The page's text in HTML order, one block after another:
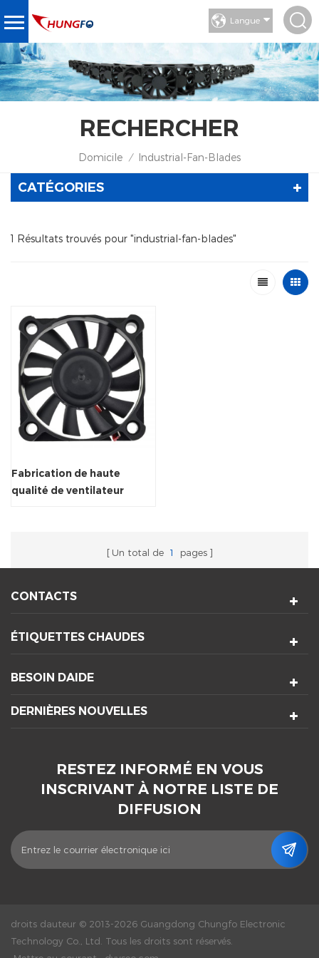
Langue
RECHERCHER
Domicile / Industrial-Fan-Blades
CATÉGORIES
1 Résultats trouvés pour "industrial-fan-blades"
Fabrication de haute
qualité de ventilateur
Un total de 1 pages
CONTACTS
ÉTIQUETTES CHAUDES
BESOIN DAIDE
DERNIÈRES NOUVELLES
RESTEZ INFORMÉ EN VOUS
INSCRIVANT À NOTRE LISTE DE
DIFFUSION
droits dauteur © 2013-2026 Guangdong Chungfo Electronic
Technology Co., Ltd. Tous les droits sont réservés.